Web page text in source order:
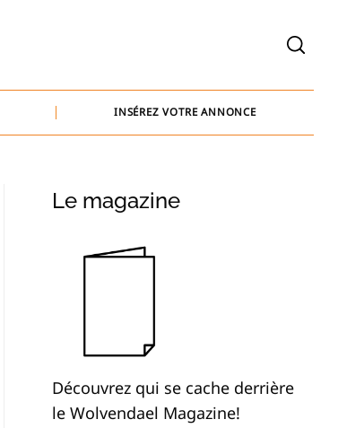
INSÉREZ VOTRE ANNONCE
welcome@baammedia.be
jennifer@baammedia.be
bernard@baammedia.be
jennifer@baammedia.be
Le magazine
Découvrez qui se cache derrière
le Wolvendael Magazine!